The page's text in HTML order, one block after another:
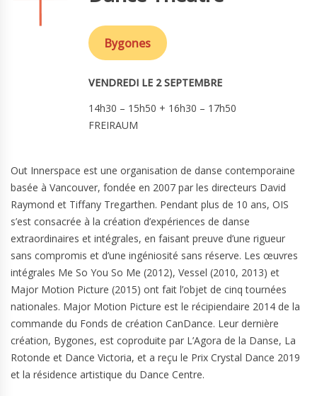
Bygones
VENDREDI LE 2 SEPTEMBRE
14h30 – 15h50 + 16h30 – 17h50
FREIRAUM
Out Innerspace est une organisation de danse contemporaine
basée à Vancouver, fondée en 2007 par les directeurs David
Raymond et Tiffany Tregarthen. Pendant plus de 10 ans, OIS
s’est consacrée à la création d’expériences de danse
extraordinaires et intégrales, en faisant preuve d’une rigueur
sans compromis et d’une ingéniosité sans réserve. Les œuvres
intégrales Me So You So Me (2012), Vessel (2010, 2013) et
Major Motion Picture (2015) ont fait l’objet de cinq tournées
nationales. Major Motion Picture est le récipiendaire 2014 de la
commande du Fonds de création CanDance. Leur dernière
création, Bygones, est coproduite par L’Agora de la Danse, La
Rotonde et Dance Victoria, et a reçu le Prix Crystal Dance 2019
et la résidence artistique du Dance Centre.